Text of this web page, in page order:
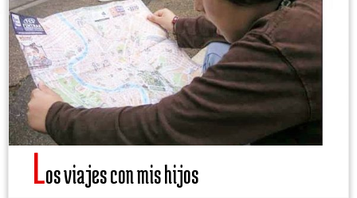
Los viajes con mis hijos